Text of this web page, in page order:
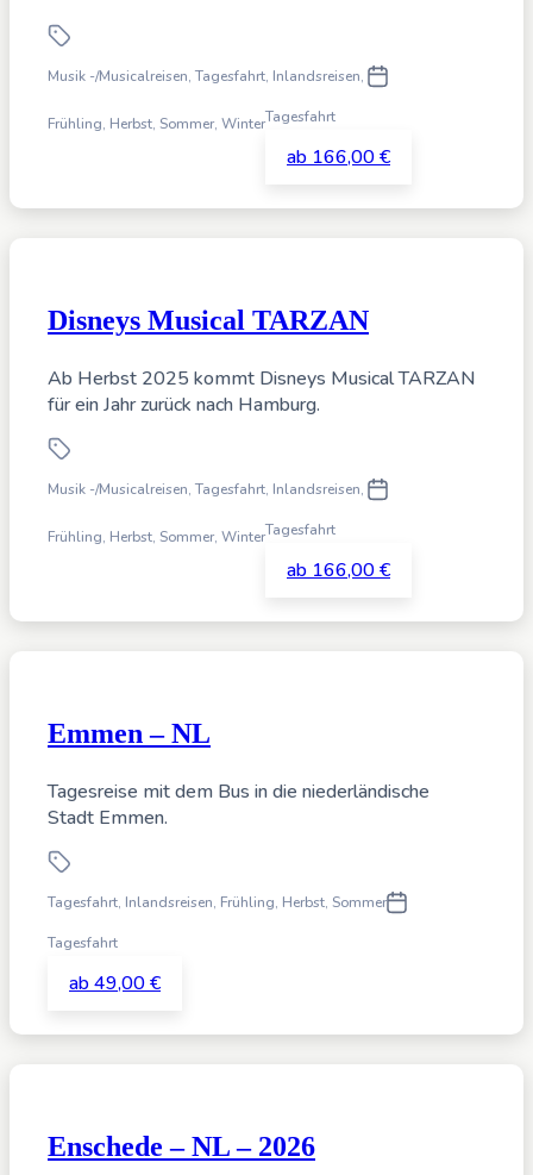
Musik -/Musicalreisen, Tagesfahrt, Inlandsreisen,
Frühling, Herbst, Sommer, WinterTagesfahrt
ab 166,00 €
Disneys Musical TARZAN
Ab Herbst 2025 kommt Disneys Musical TARZAN
für ein Jahr zurück nach Hamburg.
Musik -/Musicalreisen, Tagesfahrt, Inlandsreisen,
Frühling, Herbst, Sommer, WinterTagesfahrt
ab 166,00 €
Emmen – NL
Tagesreise mit dem Bus in die niederländische
Stadt Emmen.
Tagesfahrt, Inlandsreisen, Frühling, Herbst, Sommer
Tagesfahrt
ab 49,00 €
Enschede – NL – 2026